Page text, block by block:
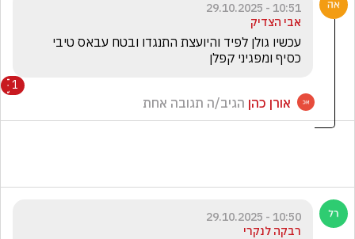
10:51 - 29.10.2025
אבי הצדיק
כסיף ומפגיני קפלן
1
אורן כהן הגיב/ה תגובה אחת
10:50 - 29.10.2025
רבקה לנקרי